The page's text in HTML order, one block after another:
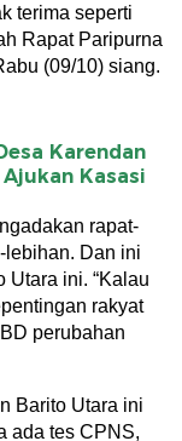
terima seperti
Rapat Paripurna
(09/10) siang.
Karendan
Kasasi
rapat-
lebihan. Dan ini
Utara ini. “Kalau
rakyat
perubahan
Barito Utara ini
ada tes CPNS,